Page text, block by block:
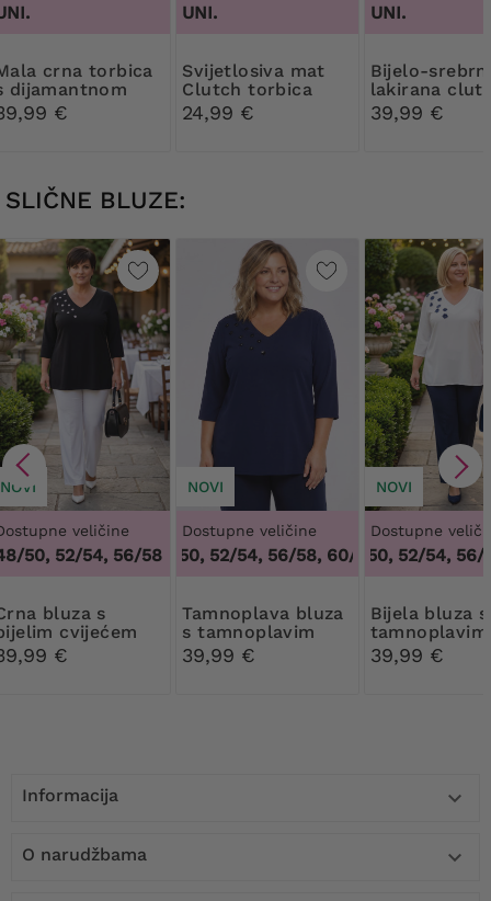
dijamantnom
€
UNI.
Svijetlosiva mat
Clutch torbica
24,99 €
UNI.
Bijelo-srebrna
lakirana
torbica
39,99 €
SLIČNE BLUZE:
NOVI
veličine
50, 52/54, 56/58
s
cvijećem
€
NOVI
Dostupne veličine
48/50, 52/54, 56/58, 60/62 ,48/50, 52/
Tamnoplava bluza
s tamnoplavim
cvijećem
39,99 €
NOVI
Dostupne
48/50, 52/54, 56/
Bijela bluza s
tamnoplavim
cvijećem
39,99 €
Informacija 
O narudžbama 